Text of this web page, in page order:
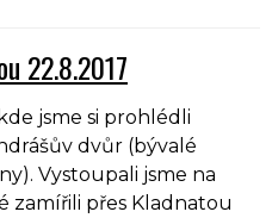
22.8.2017
jsme si prohlédli
dvůr (bývalé
Vystoupali jsme na
zamířili přes Kladnatou